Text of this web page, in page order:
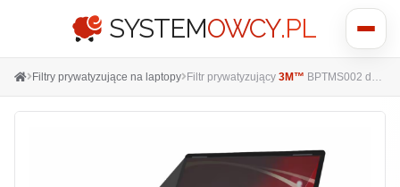
Pokaż
menu
SYSTEMOWCY.PL
Filtry prywatyzujące na laptopy Filtr prywatyzujący 3M™ BPTMS002 do Surface Pro 8/9/11 oraz Pro X 13